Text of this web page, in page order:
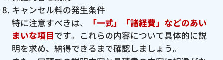
キャンセル料の発生条件
特に注意すべきは、
「一式」「諸経費」などのあい
まいな項目です。これらの内容について具体的に説
明を求め、納得できるまで確認しましょう。